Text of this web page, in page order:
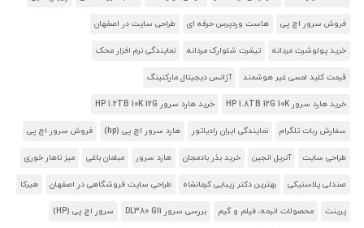
فروش سرور اچ پی هاست وردپرس حرفه ای طراحی سایت در اصفهان
خرید پولوشرت مردانه تیشرت شلوارک مردانه نمایندگی نرم افزار محک
قیمت کلید لمسی غیر هوشمند آژانس دیجیتال مارکتینگ
خرید هارد سرور HP 1.8TB 12G 10K خرید هارد سرور HP 1.2TB 10K 12G
سفارش ربات تلگرام نمایندگی ایران رادیاتور هارد سرور اچ پی (hp) فروش سرور اچ پی
طراحی سایت آنریل انجین خرید بذر بادمجان هارد سرور مبلمان باغی میز ناهار خوری
صندلی پلاستیکی بهترین دکتر زیبایی کرمانشاه طراحی سایت فروشگاهی در اصفهان هیرکا
پرینت محصولات انیمه، فیلم و گیم بررسی سرور DL380 G11 سرور اچ پی (HP)